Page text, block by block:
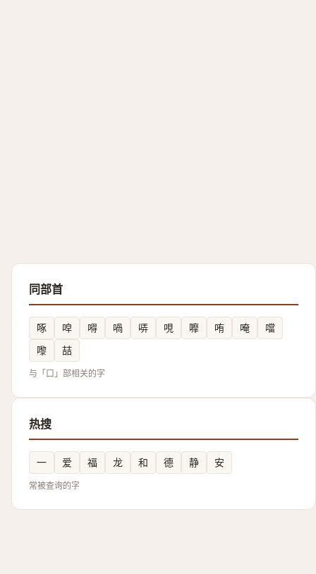
同部首
啄 唕 嘚 喎 哢 哯 嚤 哊 唵
噹
嚟
喆
与「口」部相关的字
热搜
一 爱 福 龙 和 德 静 安
常被查询的字